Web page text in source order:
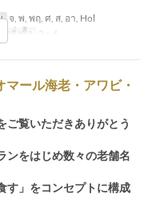
จ, พ, พฤ, ศ, ส, อา, Hol
รสั่งซื้อ 2 ~ 6
マール海老・アワビ・
ご覧いただきありがとう
ンをはじめ数々の老舗名
す」をコンセプトに構成